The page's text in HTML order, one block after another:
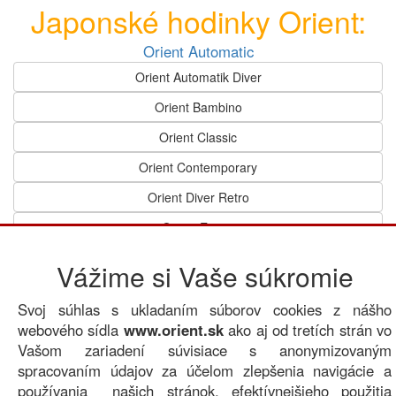
Japonské hodinky Orient:
Orient Automatic
Orient Automatik Diver
Orient Bambino
Orient Classic
Orient Contemporary
Orient Diver Retro
Orient Envoy
Orient Speedtech
Orient Sports
Orient Sporty
Orient Star
Vážime si Vaše súkromie
Svoj súhlas s ukladaním súborov cookies z nášho
webového sídla www.orient.skako aj od tretích strán vo
Vašom zariadení súvisiace s anonymizovaným
spracovaním údajov za účelom zlepšenia navigácie a
používania našich stránok, efektívnejšieho použitia